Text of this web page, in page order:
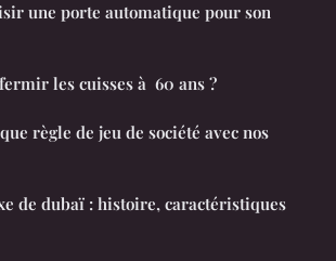
une porte automatique pour son
les cuisses à 60 ans ?
règle de jeu de société avec nos
de dubaï : histoire, caractéristiques